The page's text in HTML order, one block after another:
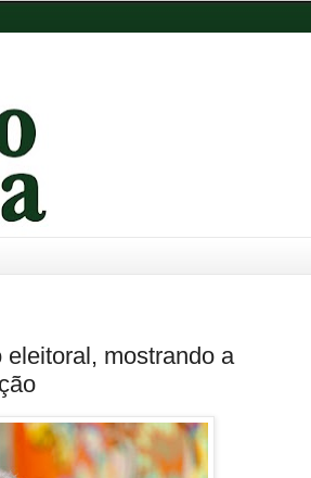
mostrando a